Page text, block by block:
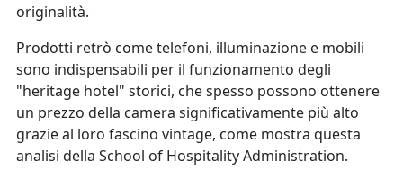
originalità.
Prodotti retrò come telefoni, illuminazione e mobili
sono indispensabili per il funzionamento degli
"heritage hotel" storici, che spesso possono ottenere
un prezzo della camera significativamente più alto
grazie al loro fascino vintage, come mostra questa
analisi della School of Hospitality Administration.